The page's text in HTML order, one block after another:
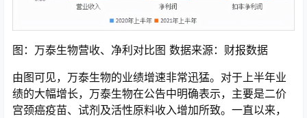
图：万泰生物营收、净利对比图 数据来源：财报数据
由图可见，万泰生物的业绩增速非常迅猛。对于上半年业
绩的大幅增长，万泰生物在公告中明确表示，主要是二价
宫颈癌疫苗、试剂及活性原料收入增加所致。一直以来，